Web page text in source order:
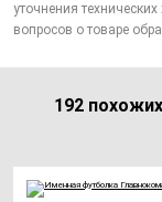
уточнения
вопросов о товаре
192